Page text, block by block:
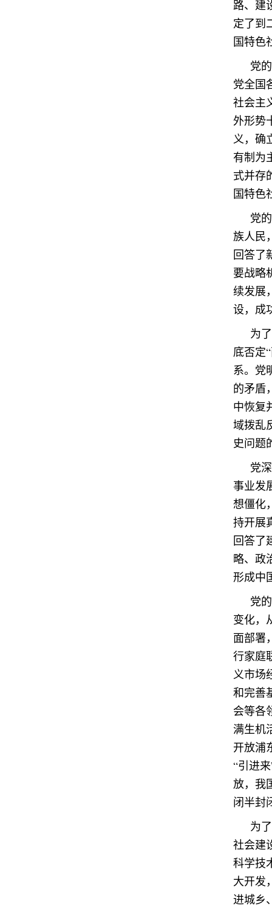
路、建
定了到
国特色
党
党全国
社会主
外形势
义，确
有制为
式并存
国特色
党
族人民
回答了
要战略
续发展
设，成
为
底否定
系。党
的矛盾
中恢复
域拨乱
史问题
党
事业发
想僵化
持开展
回答了
略、政
形成中
党
变化，
面部署
行家庭
义市场
和完善
会等各
满生机
开放浦
“引进
放，我
闭半封
为
社会建
科学技
大开发
进城乡